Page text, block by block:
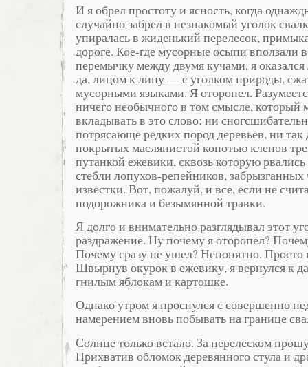
И я обрел простоту и ясность, когда
случайно забрел в незнакомый уголок
упиралась в жиденький перелесок,
дороге. Кое-где мусорные осыпи вползали
перемычку между двумя кучами, я
да, лицом к лицу — с уголком природы,
мусорными языками. Я оторопел.
ничего необычного в том смысле,
вкладывать в это слово: ни
потрясающе редких пород деревьев, ни так
покрытых маслянистой копотью кленов
путанкой ежевики, сквозь которую
стебли лопухов-репейников, забрызганных
известки. Вот, пожалуй, и все, если не
подорожника и безымянной травки.
Я долго и внимательно разглядывал этот
раздражение. Ну почему я оторопел?
Почему сразу не ушел? Непонятно.
Швырнув окурок в ежевику, я вернулся к
гнилым яблокам и картошке.
Однако утром я проснулся с совершенно
намерением вновь побывать на границе
Солнце только встало. За перелеском
Прихватив обломок деревянного стула и